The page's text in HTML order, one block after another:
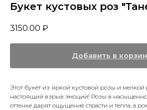
Букет кустовых роз
3150.00 ₽
Добавить в
Этот букет из яркой кустовой розы и
настоящий взрыв эмоций! Розы в
оттенке дарят ощущение страсти и тепла, а